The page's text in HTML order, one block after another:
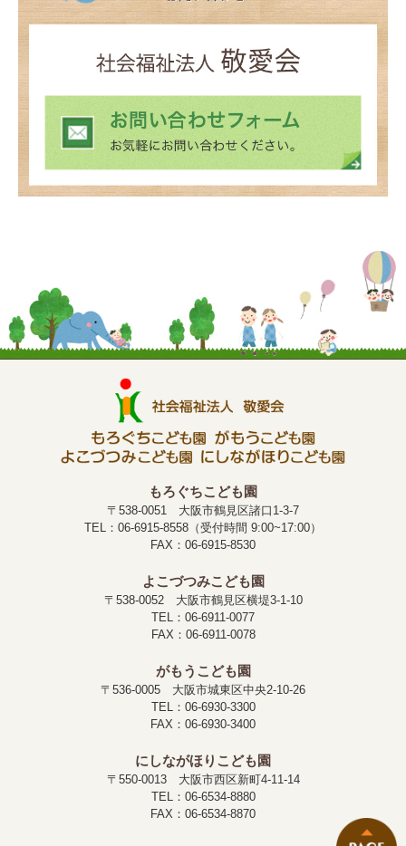
もろぐちこども園
〒538-0051 大阪市鶴見区諸口1-3-7
TEL：06-6915-8558（受付時間 9:00~17:00）
FAX：06-6915-8530
よこづつみこども園
〒538-0052 大阪市鶴見区横堤3-1-10
TEL：06-6911-0077
FAX：06-6911-0078
がもうこども園
〒536-0005 大阪市城東区中央2-10-26
TEL：06-6930-3300
FAX：06-6930-3400
にしながほりこども園
〒550-0013 大阪市西区新町4-11-14
TEL：06-6534-8880
FAX：06-6534-8870